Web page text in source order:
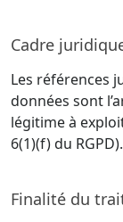
Cadre
Les références
données sont
légitime à
6(1)(f) du RGPD).
Finalité du